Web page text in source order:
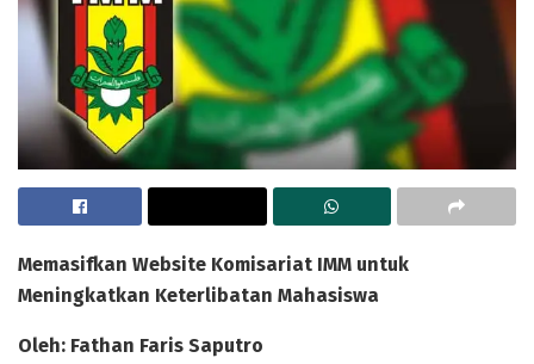
Memasifkan Website Komisariat IMM untuk
Meningkatkan Keterlibatan Mahasiswa
Oleh: Fathan Faris Saputro